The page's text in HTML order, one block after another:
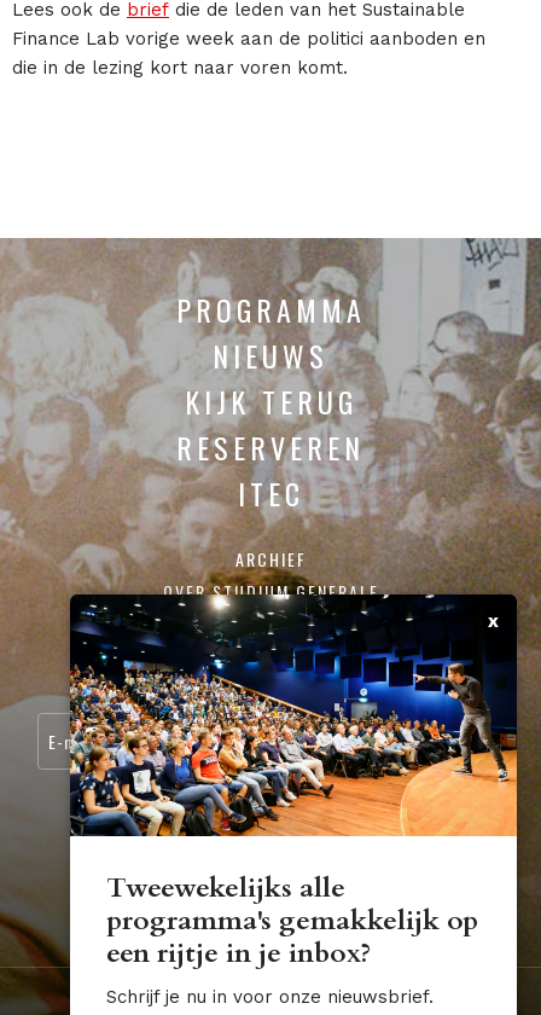
Lees ook de brief die de leden van het Sustainable
Finance Lab vorige week aan de politici aanboden en
die in de lezing kort naar voren komt.
PROGRAMMA
NIEUWS
KIJK TERUG
RESERVEREN
ITEC
ARCHIEF
OVER STUDIUM GENERALE
CONTACT
SCHRIJF JE IN VOOR ONZE NIEUWSBRIEF:
STUDIUM.GENERALE@TUE.NL
Nederland
Tweewekelijks alle
programma's gemakkelijk op
een rijtje in je inbox?
Schrijf je nu in voor onze nieuwsbrief.
x